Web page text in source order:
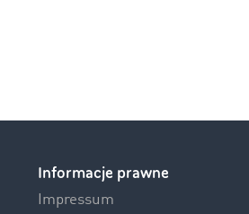
Informacje prawne
Impressum